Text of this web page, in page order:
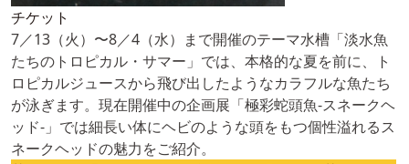
チケット
7／13（火）〜8／4（水）まで開催のテーマ水槽「淡水魚
たちのトロピカル・サマー」では、本格的な夏を前に、ト
ロピカルジュースから飛び出したようなカラフルな魚たち
が泳ぎます。現在開催中の企画展「極彩蛇頭魚-スネークヘ
ッド-」では細長い体にヘビのような頭をもつ個性溢れるス
ネークヘッドの魅力をご紹介。